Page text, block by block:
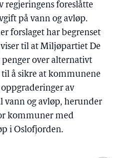
regjeringens foreslåtte
på vann og avløp.
forslaget har begrenset
til at Miljøpartiet De
over alternativt
å sikre at kommunene
av
og avløp, herunder
kommuner med
i Oslofjorden.